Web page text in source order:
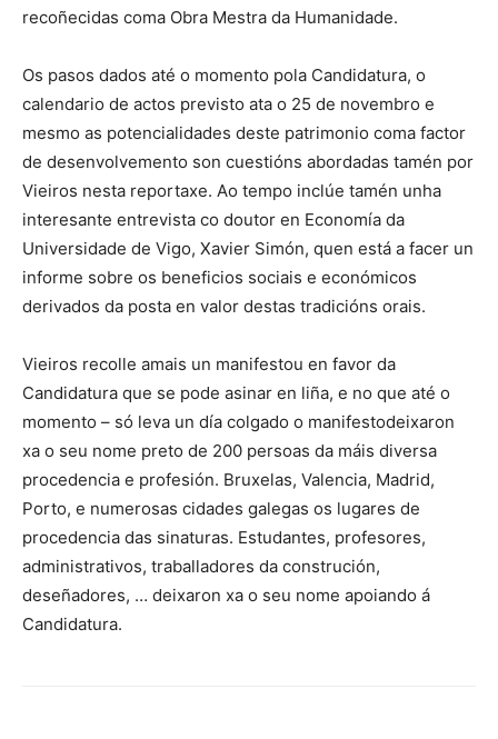
recoñecidas coma Obra Mestra da Humanidade.
Os pasos dados até o momento pola Candidatura, o
calendario de actos previsto ata o 25 de novembro e
mesmo as potencialidades deste patrimonio coma factor
de desenvolvemento son cuestións abordadas tamén por
Vieiros nesta reportaxe. Ao tempo inclúe tamén unha
interesante entrevista co doutor en Economía da
Universidade de Vigo, Xavier Simón, quen está a facer un
informe sobre os beneficios sociais e económicos
derivados da posta en valor destas tradicións orais.
Vieiros recolle amais un manifestou en favor da
Candidatura que se pode asinar en liña, e no que até o
momento – só leva un día colgado o manifestodeixaron
xa o seu nome preto de 200 persoas da máis diversa
procedencia e profesión. Bruxelas, Valencia, Madrid,
Porto, e numerosas cidades galegas os lugares de
procedencia das sinaturas. Estudantes, profesores,
administrativos, traballadores da construción,
deseñadores, … deixaron xa o seu nome apoiando á
Candidatura.